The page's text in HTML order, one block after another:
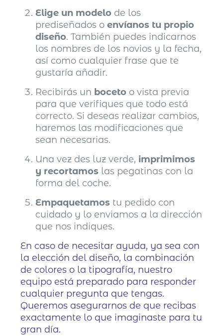
Elige un modelo de los
prediseñados oenvíanos tu propio
diseño. También puedes indicarnos
los nombres de los novios y la fecha,
así como cualquier frase que te
gustaría añadir.
Recibirás un boceto o vista previa
para que verifiques que todo está
correcto. Si deseas realizar cambios,
haremos las modificaciones que
sean necesarias.
Una vez des luz verde, imprimimos
y recortamos las pegatinas con la
forma del coche.
Empaquetamos tu pedido con
cuidado y lo enviamos a la dirección
que nos indiques.
En caso de necesitar ayuda, ya sea con
la elección del diseño, la combinación
de colores o la tipografía, nuestro
equipo está preparado para responder
cualquier pregunta que tengas.
Queremos asegurarnos de que recibas
exactamente lo que imaginaste para tu
gran día.